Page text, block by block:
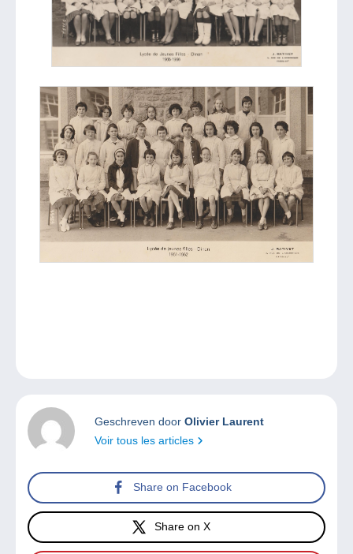
Geschreven door Olivier Laurent
Voir tous les articles
Share on Facebook
Share on X